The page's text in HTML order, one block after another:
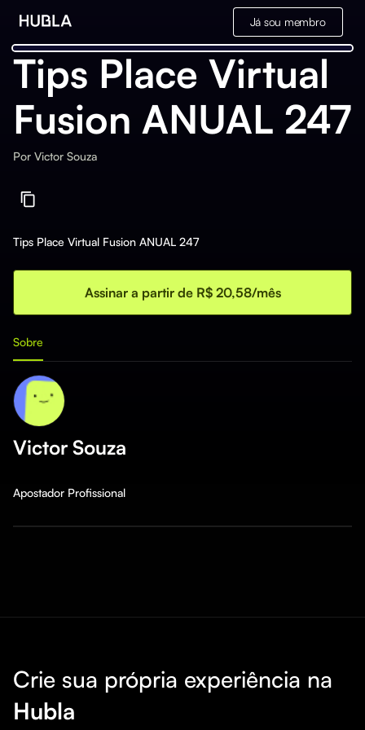
Já sou membro
Tips Place Virtual
Fusion ANUAL 247
Por Victor Souza
Tips Place Virtual Fusion ANUAL 247
Assinar a partir de R$ 20,58/mês
Sobre
Victor Souza
Apostador Profissional
Crie sua própria experiência na
Hubla